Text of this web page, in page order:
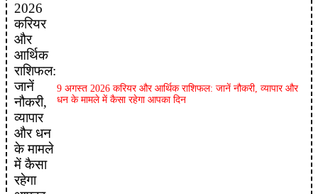
9 अगस्त 2026 करियर और आर्थिक राशिफल: जानें नौकरी, व्यापार और
धन के मामले में कैसा रहेगा आपका दिन